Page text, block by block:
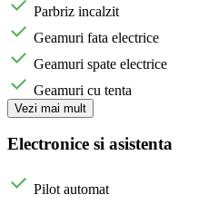
Parbriz incalzit
Geamuri fata electrice
Geamuri spate electrice
Geamuri cu tenta
Vezi mai mult
Electronice si asistenta
Pilot automat